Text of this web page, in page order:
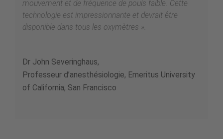
mouvement et de fréquence de pouls faible. Cette
technologie est impressionnante et devrait être
disponible dans tous les oxymètres ».
Dr John Severinghaus,
Professeur d’anesthésiologie, Emeritus University
of California, San Francisco